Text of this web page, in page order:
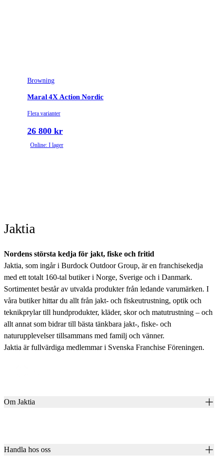
Browning
Maral 4X Action Nordic
Flera varianter
26 800 kr
Online: I lager
Jaktia
Nordens största kedja för jakt, fiske och fritid
Jaktia, som ingår i Burdock Outdoor Group, är en franchisekedja
med ett totalt 160-tal butiker i Norge, Sverige och i Danmark.
Sortimentet består av utvalda produkter från ledande varumärken. I
våra butiker hittar du allt från jakt- och fiskeutrustning, optik och
teknikprylar till hundprodukter, kläder, skor och matutrustning – och
allt annat som bidrar till bästa tänkbara jakt-, fiske- och
naturupplevelser tillsammans med familj och vänner.
Jaktia är fullvärdiga medlemmar i Svenska Franchise Föreningen.
Om Jaktia
Karriär
Handla hos oss